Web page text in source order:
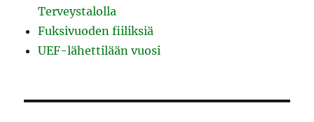
Terveystalolla
Fuksivuoden fiiliksiä
UEF-lähettilään vuosi